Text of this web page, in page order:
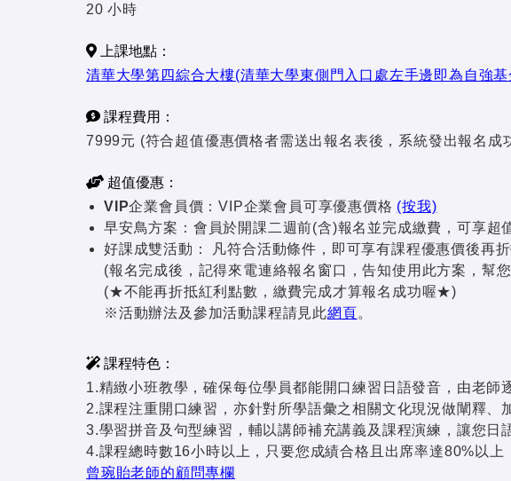
20 小時
上課地點：
清華大學第四綜合大樓(清華大學東側門入口處左手邊即為自強
課程費用：
7999元 (符合超值優惠價格者需送出報名表後，系統發出報名成
超值優惠：
VIP企業會員價：VIP企業會員可享優惠價格 (按我)
早安鳥方案： 會員於開課二週前(含)報名並完成繳費，可享超
好課成雙活動：
凡符合活動條件，即可享有課程優惠價後再
(報名完成後，記得來電連絡報名窗口，告知使用此方案，幫
(★不能再折抵紅利點數，繳費完成才算報名成功喔★)
※活動辦法及參加活動課程請見此網頁。
課程特色：
1.精緻小班教學，確保每位學員都能開口練習日語發音，由老師
2.課程注重開口練習，亦針對所學語彙之相關文化現況做闡釋、
3.學習拼音及句型練習，輔以講師補充講義及課程演練，讓您日
4.課程總時數16小時以上，只要您成績合格且出席率達80%以
曾琬貽老師的顧問專欄